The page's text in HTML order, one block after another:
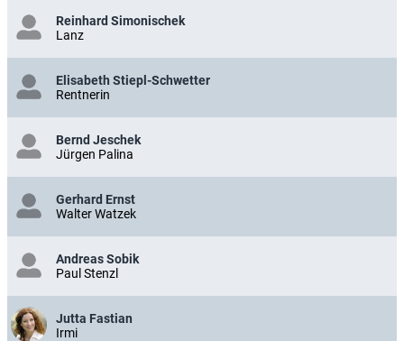
Reinhard Simonischek
Lanz
Elisabeth Stiepl-Schwetter
Rentnerin
Bernd Jeschek
Jürgen Palina
Gerhard Ernst
Walter Watzek
Andreas Sobik
Paul Stenzl
Jutta Fastian
Irmi